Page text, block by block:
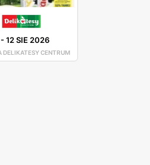
12 SIE 2026
DELIKATESY CENTRUM